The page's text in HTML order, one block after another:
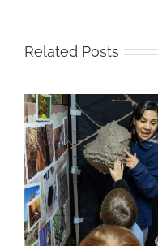
Related Posts